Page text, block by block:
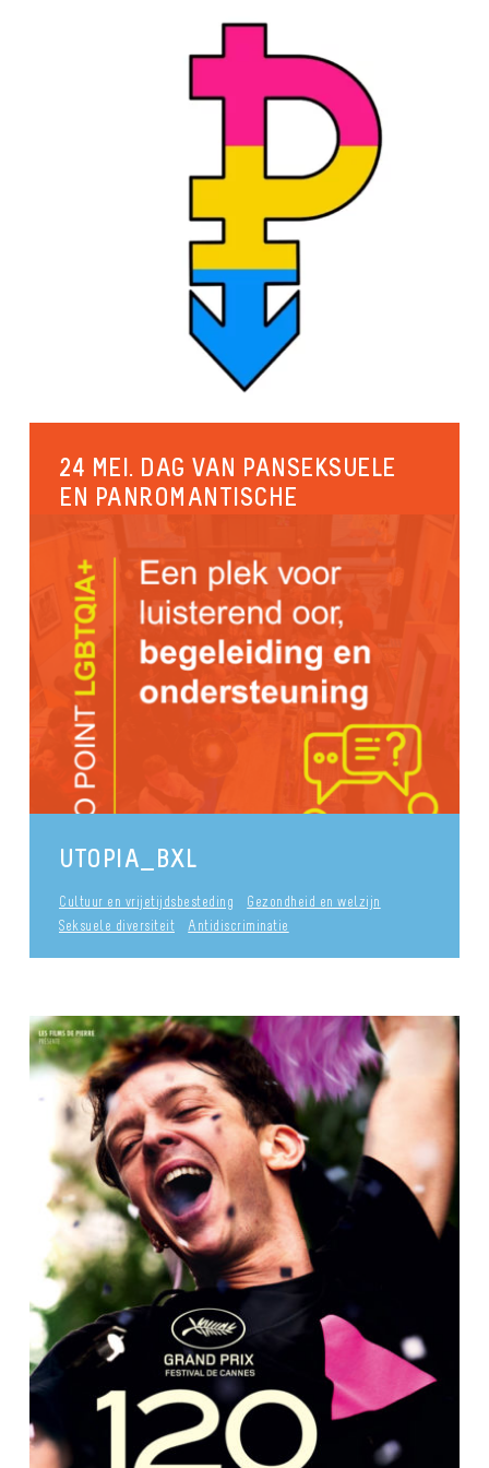
24 MEI. DAG VAN PANSEKSUELE
EN PANROMANTISCHE
24 mei is de Internationale Dag van Panseksuele
en Panromantische (of pan) Zichtbaarheid.
Panseksualiteit is een seksuele geaardheid op
zich,...
Seksuele diversiteit Identiteiten en genderexpressie Pride
publié le 29 september 2017
Gezondheid en welzijn
Identiteiten en genderexpressie
Seksuele diversiteit
Cultuur en vrijetijdsbesteding
Cultuur en vrijetijdsbesteding
UTOPIA_BXL
Cultuur en vrijetijdsbesteding
Gezondheid en welzijn
Seksuele diversiteit
Antidiscriminatie